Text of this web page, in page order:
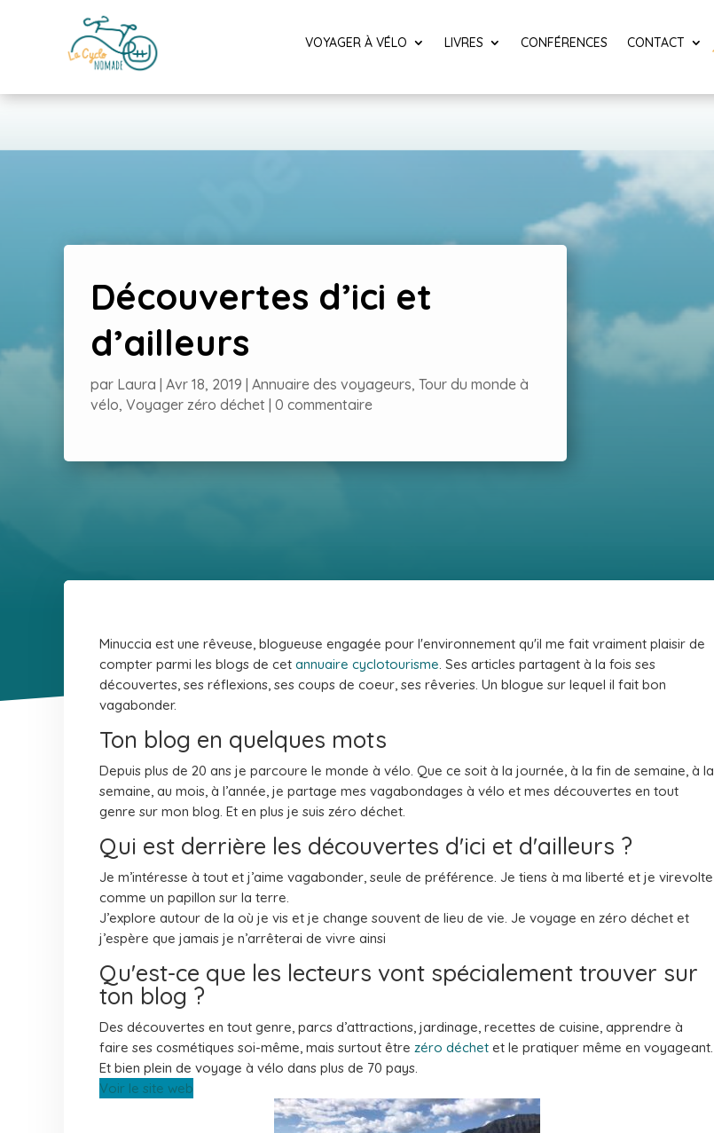
VOYAGER À VÉLO LIVRES CONFÉRENCES CONTACT
Découvertes d’ici et
d’ailleurs
par Laura Avr 18, 2019 Annuaire des voyageurs, Tour du monde à
vélo, Voyager zéro déchet 0 commentaire
Minuccia est une rêveuse, blogueuse engagée pour l'environnement qu'il me fait vraiment plaisir de
compter parmi les blogs de cet annuaire cyclotourisme . Ses articles partagent à la fois ses
découvertes, ses réflexions, ses coups de coeur, ses rêveries. Un blogue sur lequel il fait bon
vagabonder.
Ton blog en quelques mots
Depuis plus de 20 ans je parcoure le monde à vélo. Que ce soit à la journée, à la fin de semaine, à la
semaine, au mois, à l’année, je partage mes vagabondages à vélo et mes découvertes en tout
genre sur mon blog. Et en plus je suis zéro déchet.
Qui est derrière les découvertes d'ici et d'ailleurs ?
Je m’intéresse à tout et j’aime vagabonder, seule de préférence. Je tiens à ma liberté et je virevolte
comme un papillon sur la terre.
J’explore autour de la où je vis et je change souvent de lieu de vie. Je voyage en zéro déchet et
j’espère que jamais je n’arrêterai de vivre ainsi
Qu'est-ce que les lecteurs vont spécialement trouver sur
ton blog ?
Des découvertes en tout genre, parcs d’attractions, jardinage, recettes de cuisine, apprendre à
faire ses cosmétiques soi-même, mais surtout être zéro déchet et le pratiquer même en voyageant.
Et bien plein de voyage à vélo dans plus de 70 pays.
Voir le site web